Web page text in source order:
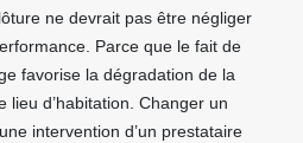
ne devrait pas être négliger
Parce que le fait de
favorise la dégradation de la
lieu d’habitation. Changer un
intervention d’un prestataire